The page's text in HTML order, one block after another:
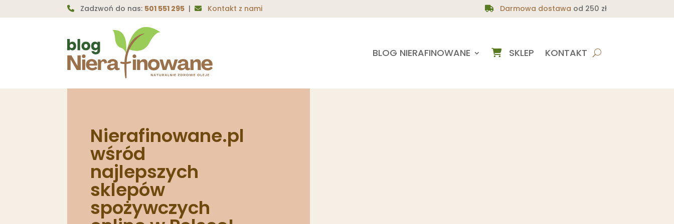
Zadzwoń do nas: 501 551 295 | Kontakt z nami Darmowa dostawa od 250 zł
BLOG NIERAFINOWANE SKLEP KONTAKT
Nierafinowane.pl
wśród
najlepszych
sklepów
spożywczych